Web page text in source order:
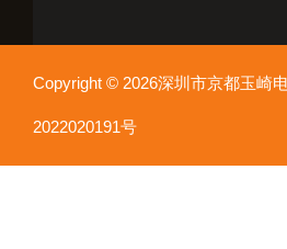
Copyright © 2026深圳市京都玉崎
2022020191号